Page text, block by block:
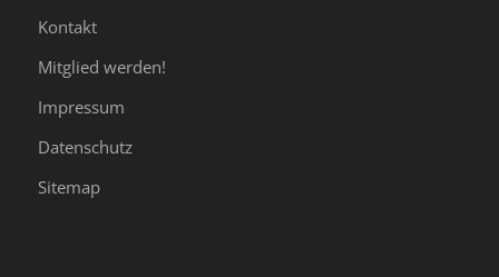
Kontakt
Mitglied werden!
Impressum
Datenschutz
Sitemap